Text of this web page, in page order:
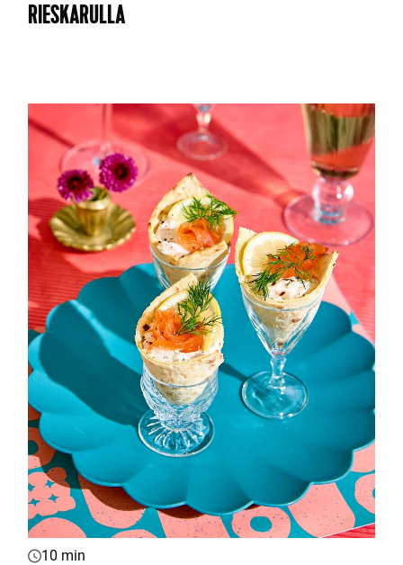
RIESKARULLA
10 min